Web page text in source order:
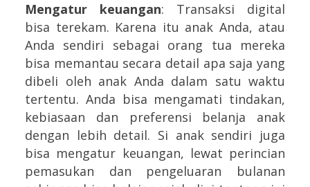
Mengatur keuangan: Transaksi digital
bisa terekam. Karena itu anak Anda, atau
Anda sendiri sebagai orang tua mereka
bisa memantau secara detail apa saja yang
dibeli oleh anak Anda dalam satu waktu
tertentu. Anda bisa mengamati tindakan,
kebiasaan dan preferensi belanja anak
dengan lebih detail. Si anak sendiri juga
bisa mengatur keuangan, lewat perincian
pemasukan dan pengeluaran bulanan